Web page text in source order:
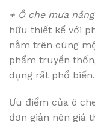
+ Ô che mưa
hữu thiết kế với
nằm trên cùng
phẩm truyền
dụng rất phổ biến.
Ưu điểm của ô
đơn giản nên giá